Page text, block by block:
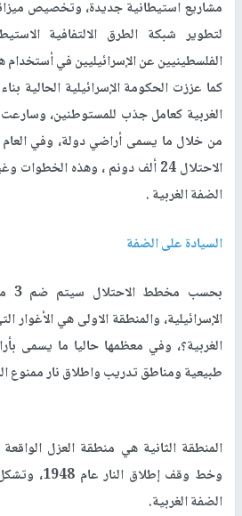
لتطوير شبكة الطرق الالتفافية
الفلسطينيين عن الإسرائيليين في أستخدام
كما عززت الحكومة الإسرائيلية الحالية
الغربية كعامل جذب للمستوطنين،
الاحتلال 24 ألف دونم ، وهذه
الضفة الغربية .
السيادة على الضفة
الإسرائيلية، والمنطقة الاولى هي
الغربية؟، وفي معظمها حاليا ما يسمى
طبيعية ومناطق تدريب واطلاق نار ممنوع
المنطقة الثانية هي منطقة العزل
الضفة الغربية.